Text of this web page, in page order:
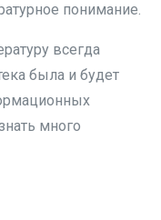
понимание.
всегда
была и будет
много